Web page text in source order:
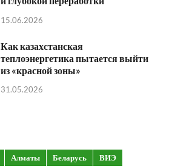
15.06.2026
Как казахстанская
теплоэнергетика пытается выйти
из «красной зоны»
31.05.2026
Алматы Беларусь
ВИЭ